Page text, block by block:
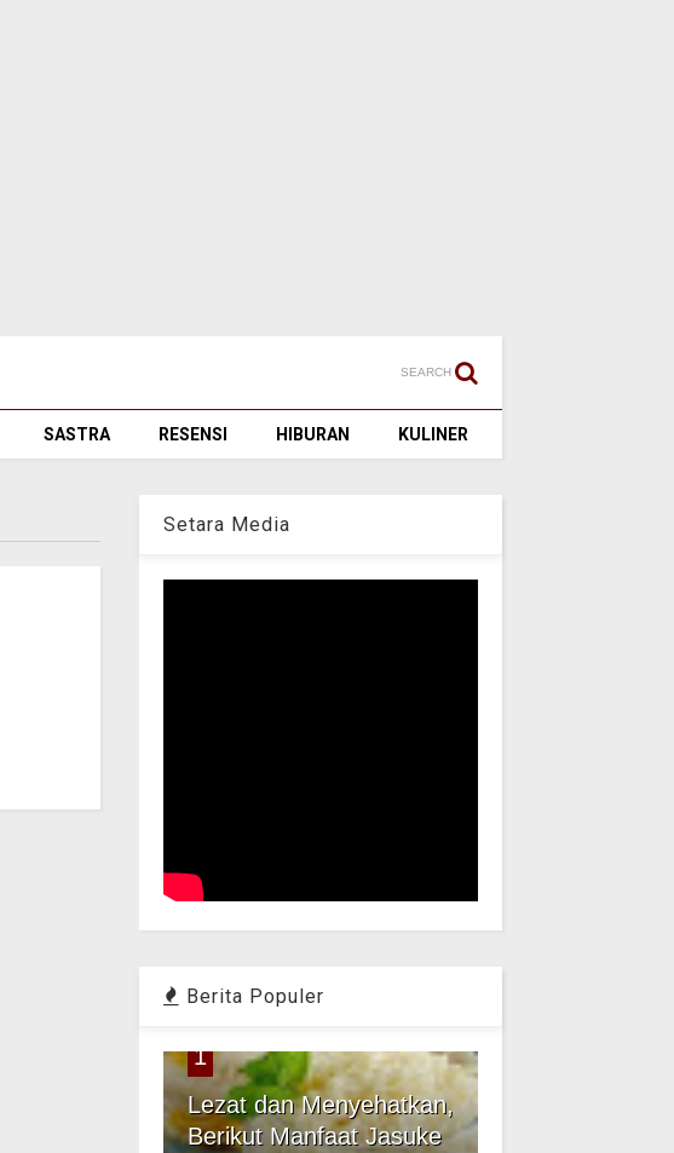
SEARCH
SASTRA RESENSI HIBURAN KULINER
Setara Media
Berita Populer
1
Lezat dan Menyehatkan,
Berikut Manfaat Jasuke